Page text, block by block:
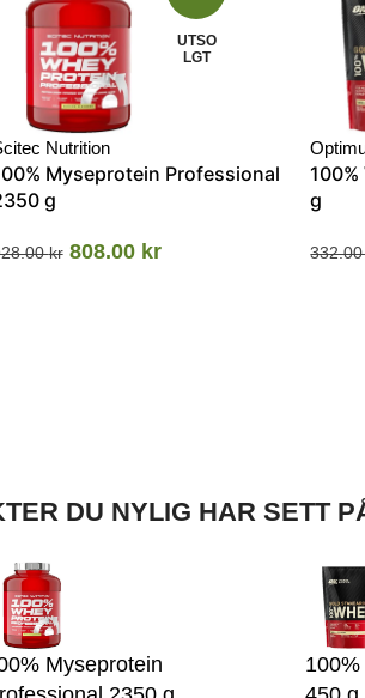
UTSO
LGT
Nutrition
Myseprotein Professional
g
kr 808.00 kr
g
DU NYLIG HAR SETT
Myseprotein